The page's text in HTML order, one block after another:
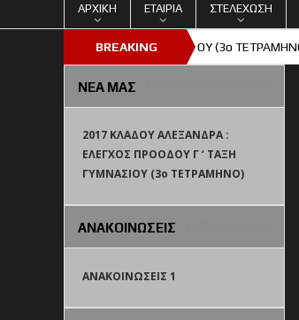
ΑΡΧΙΚΗ ΕΤΑΙΡΙΑ ΣΤΕΛΕΧΩΣΗ
BREAKING
NEWS
ΠΡΟΟΔΟΥ Γ ‘ ΤΑΞΗ ΓΥΜΝΑΣΙΟΥ (3o TETΡΑΜΗΝΟ)
ΝΕΑ ΜΑΣ
2017 ΚΛΑΔΟΥ ΑΛΕΞΑΝΔΡΑ :
ΕΛΕΓΧΟΣ ΠΡΟΟΔΟΥ Γ ‘ ΤΑΞΗ
ΓΥΜΝΑΣΙΟΥ (3o TETΡΑΜΗΝΟ)
ΑΝΑΚΟΙΝΩΣΕΙΣ
ΑΝΑΚΟΙΝΩΣΕΙΣ 1